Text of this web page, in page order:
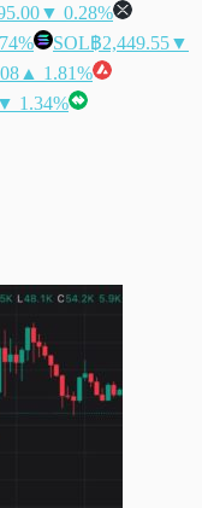
▼ 0.28%
SOL฿2,449.55▼
▲ 1.81%
▼ 1.34%